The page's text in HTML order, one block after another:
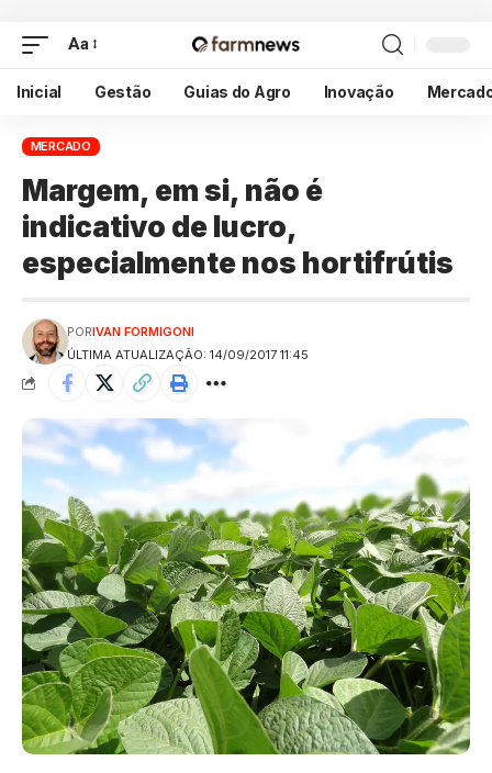
Aa
Inicial Gestão Guias do Agro Inovação
MERCADO
Margem, em si, não é
indicativo de lucro,
especialmente nos hortifrútis
ÚLTIMA ATUALIZAÇÃO: 14/09/2017 11:45
PORIVAN FORMIGONI